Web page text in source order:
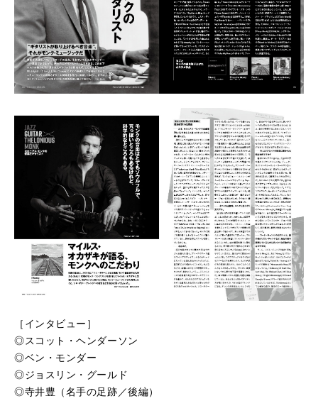
［インタビュー］
◎スコット・ヘンダーソン
◎ベン・モンダー
◎ジョスリン・グールド
◎寺井豊（名手の足跡／後編）